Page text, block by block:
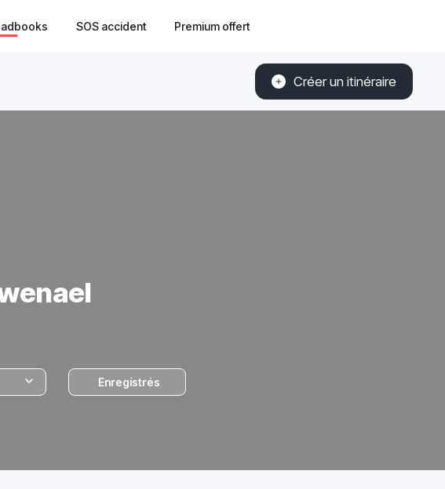
SOS accident Premium offert
Créer un itinéraire
Enregistrés